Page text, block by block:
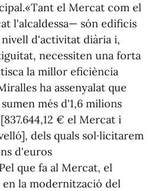
el Mercat com el
l'alcaldessa— són edificis
d'activitat diària i,
necessiten una forta
la millor eficiència
ha assenyalat que
més d'1,6 milions
€ el Mercat i
dels quals sol·licitarem
d'euros
que fa al Mercat, el
la modernització del